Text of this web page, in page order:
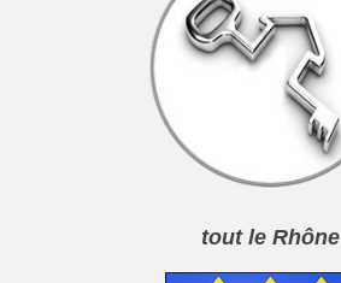
tout le Rhône